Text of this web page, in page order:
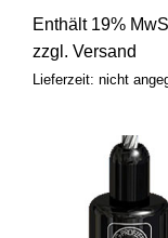
Enthält 19%
zzgl. Versand
Lieferzeit: nicht